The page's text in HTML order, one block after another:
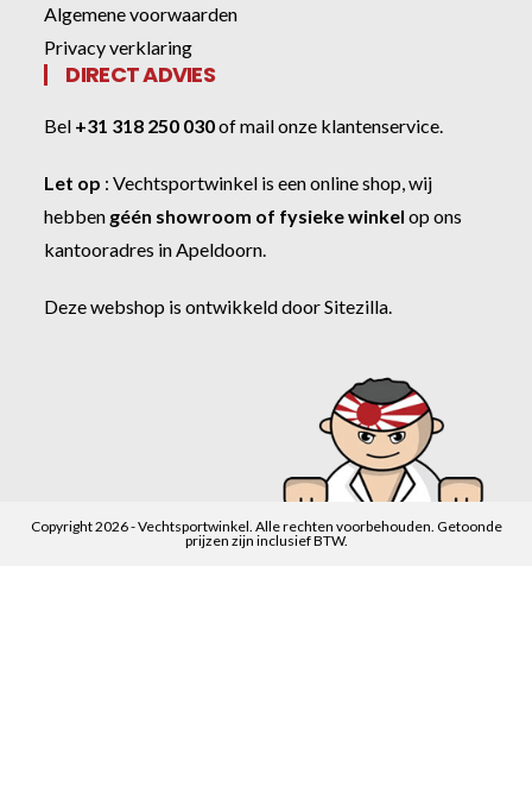
Algemene voorwaarden
Privacy verklaring
DIRECT ADVIES
Bel +31 318 250 030ofmail onze klantenservice.
Let op :Vechtsportwinkel is een online shop, wij
hebben géén showroom of fysieke winkel op ons
kantooradres in Apeldoorn.
Deze webshop is ontwikkeld doorSitezilla.
Copyright 2026 - Vechtsportwinkel. Alle rechten voorbehouden. Getoonde
prijzen zijn inclusief BTW.